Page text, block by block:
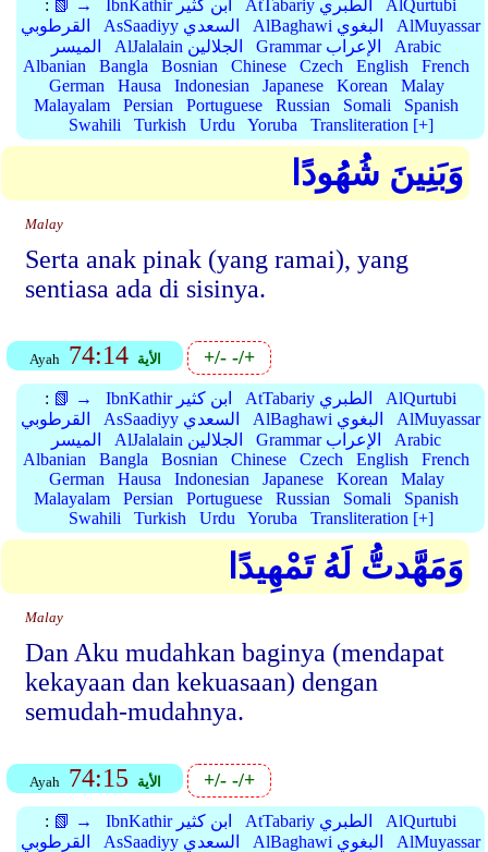
: 📗 → IbnKathir ابن كثير AtTabariy الطبري
AlQurtubi
القرطوبي
AsSaadiyy السعدي AlBaghawi البغوي
AlMuyassar
الميسر
AlJalalain الجلالين Grammar الإعراب
Arabic
Albanian
Bangla Bosnian Chinese Czech English
French
German
Hausa Indonesian Japanese Korean
Malay
Malayalam
Persian Portuguese Russian Somali
Spanish
Swahili
Turkish Urdu Yoruba Transliteration [+]
وَبَنِينَ شُهُودًا
Malay
Serta anak pinak (yang ramai), yang
sentiasa ada di sisinya.
Ayah 74:14 الأية +/--/+
: 📗 → IbnKathir ابن كثير AtTabariy الطبري
AlQurtubi
القرطوبي
AsSaadiyy السعدي AlBaghawi البغوي
AlMuyassar
الميسر
AlJalalain الجلالين Grammar الإعراب
Arabic
Albanian
Bangla Bosnian Chinese Czech English
French
German
Hausa Indonesian Japanese Korean
Malay
Malayalam
Persian Portuguese Russian Somali
Spanish
Swahili
Turkish Urdu Yoruba Transliteration [+]
وَمَهَّدتُّ لَهُ تَمْهِيدًا
Malay
Dan Aku mudahkan baginya (mendapat
kekayaan dan kekuasaan) dengan
semudah-mudahnya.
Ayah 74:15 الأية +/--/+
: 📗 → IbnKathir ابن كثير AtTabariy الطبري
AlQurtubi
القرطوبي
AsSaadiyy السعدي AlBaghawi البغوي
AlMuyassar